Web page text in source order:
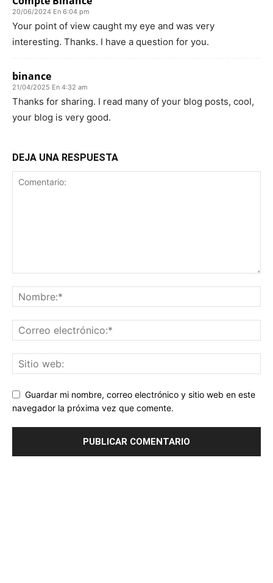
20/06/2024 En 6:04 pm
Your point of view caught my eye and was very
interesting. Thanks. I have a question for you.
binance
21/04/2025 En 4:32 am
Thanks for sharing. I read many of your blog posts, cool,
your blog is very good.
DEJA UNA RESPUESTA
Guardar mi nombre, correo electrónico y sitio web en este
navegador la próxima vez que comente.